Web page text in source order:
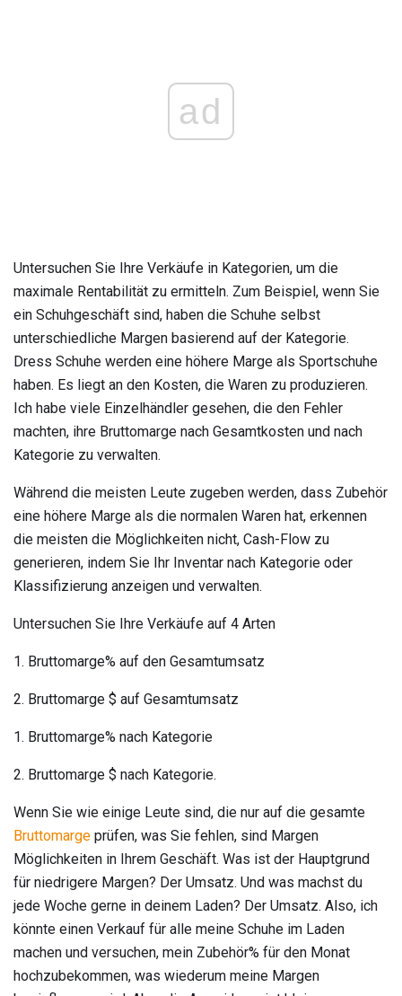
ad
Untersuchen Sie Ihre Verkäufe in Kategorien, um die
maximale Rentabilität zu ermitteln. Zum Beispiel, wenn Sie
ein Schuhgeschäft sind, haben die Schuhe selbst
unterschiedliche Margen basierend auf der Kategorie.
Dress Schuhe werden eine höhere Marge als Sportschuhe
haben. Es liegt an den Kosten, die Waren zu produzieren.
Ich habe viele Einzelhändler gesehen, die den Fehler
machten, ihre Bruttomarge nach Gesamtkosten und nach
Kategorie zu verwalten.
Während die meisten Leute zugeben werden, dass Zubehör
eine höhere Marge als die normalen Waren hat, erkennen
die meisten die Möglichkeiten nicht, Cash-Flow zu
generieren, indem Sie Ihr Inventar nach Kategorie oder
Klassifizierung anzeigen und verwalten.
Untersuchen Sie Ihre Verkäufe auf 4 Arten
1. Bruttomarge% auf den Gesamtumsatz
2. Bruttomarge $ auf Gesamtumsatz
1. Bruttomarge% nach Kategorie
2. Bruttomarge $ nach Kategorie.
Wenn Sie wie einige Leute sind, die nur auf die gesamte
Bruttomarge prüfen, was Sie fehlen, sind Margen
Möglichkeiten in Ihrem Geschäft. Was ist der Hauptgrund
für niedrigere Margen? Der Umsatz. Und was machst du
jede Woche gerne in deinem Laden? Der Umsatz. Also, ich
könnte einen Verkauf für alle meine Schuhe im Laden
machen und versuchen, mein Zubehör% für den Monat
hochzubekommen, was wiederum meine Margen